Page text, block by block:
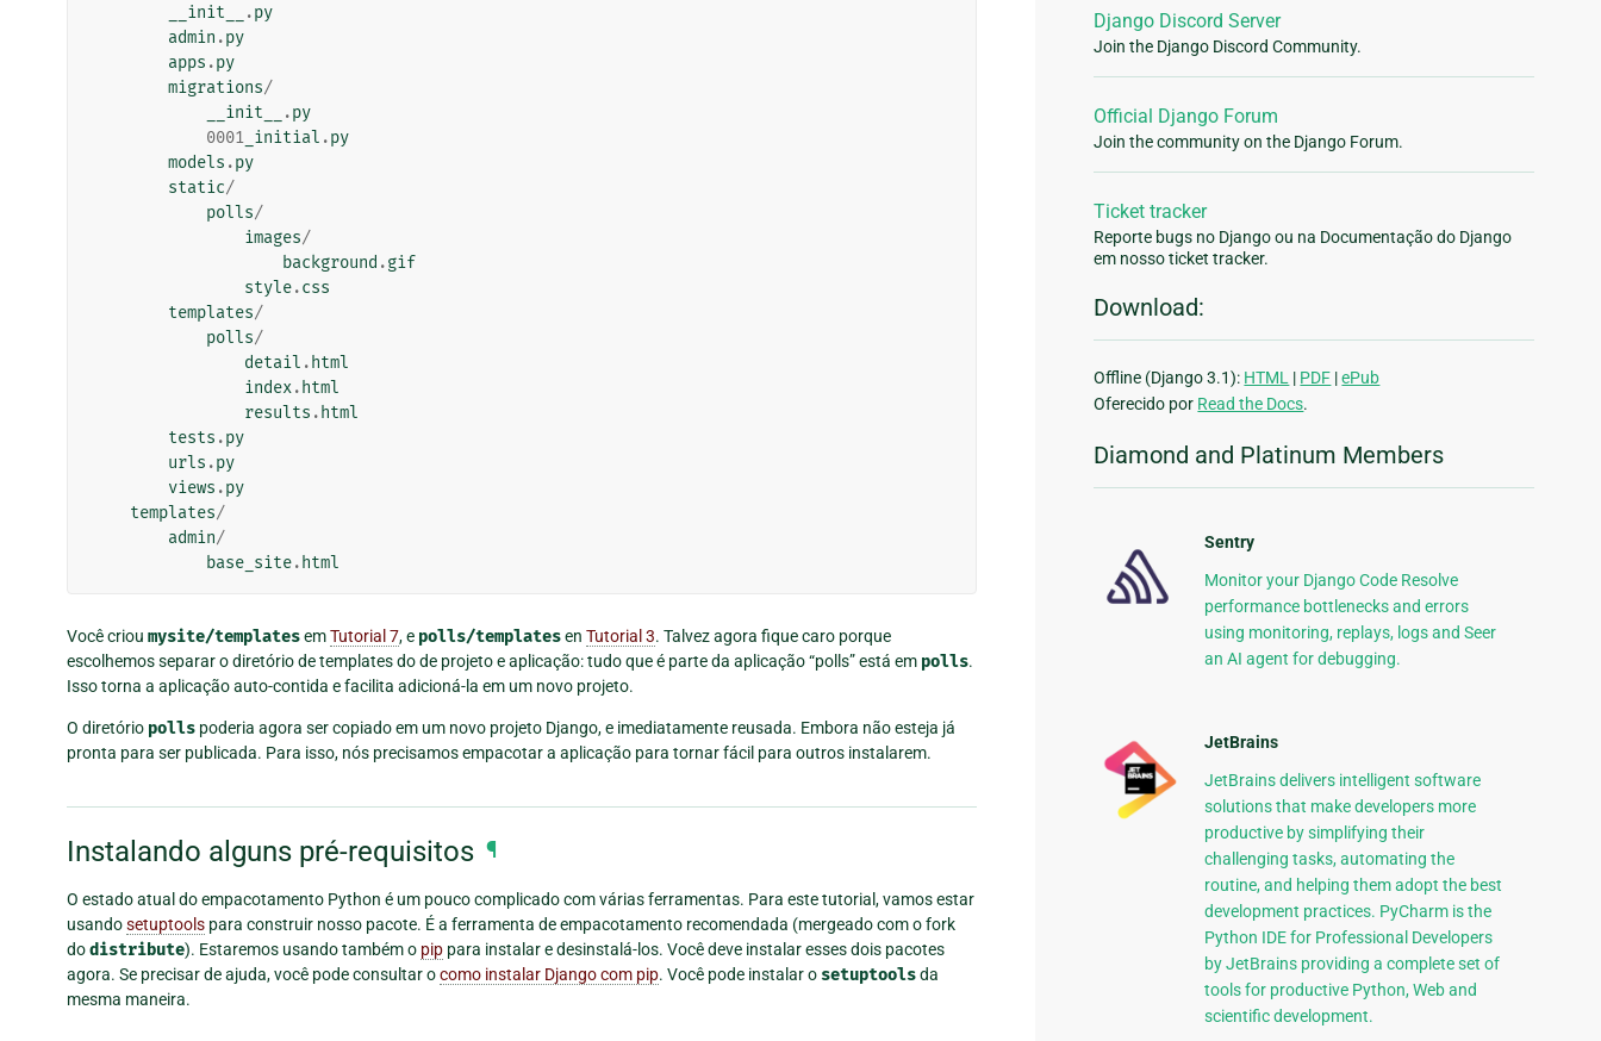
__init__
.py
admin .py
apps .py
migrations/
__init__
.py
0001 _initial .py
models .py
static/
polls/
images/
background .gif
style.css
templates/
polls/
detail . html
index. html
results . html
tests .py
urls .py
views .py
templates/
admin/
base_site. html
Você criou mysite/templatesemTutorial 7, e polls/templatesen Tutorial 3. Talvez agora fique caro porque
escolhemos separar o diretório de templates do de projeto e aplicação: tudo que é parte da aplicação “polls” está em polls.
Isso torna a aplicação auto-contida e facilita adicioná-la em um novo projeto.
O diretório polls poderia agora ser copiado em um novo projeto Django, e imediatamente reusada. Embora não esteja já
pronta para ser publicada. Para isso, nós precisamos empacotar a aplicação para tornar fácil para outros instalarem.
Instalando alguns pré-requisitos ¶
O estado atual do empacotamento Python é um pouco complicado com várias ferramentas. Para este tutorial, vamos estar
usandosetuptools para construir nosso pacote. É a ferramenta de empacotamento recomendada (mergeado com o fork
dodistribute). Estaremos usando também o pip para instalar e desinstalá-los. Você deve instalar esses dois pacotes
agora. Se precisar de ajuda, você pode consultar ocomo instalar Django com pip. Você pode instalar o setuptoolsda
mesma maneira.
Django Discord Server
Join the Django Discord Community.
Official Django Forum
Join the community on the Django Forum.
Ticket tracker
Reporte bugs no Django ou na Documentação do Django
em nosso ticket tracker.
Download:
Offline (Django 3.1): HTML | PDF |ePub
Oferecido por Read the Docs.
Diamond and Platinum Members
Sentry
Monitor your Django Code Resolve
performance bottlenecks and errors
using monitoring, replays, logs and Seer
an AI agent for debugging.
JetBrains
JetBrains delivers intelligent software
solutions that make developers more
productive by simplifying their
challenging tasks, automating the
routine, and helping them adopt the best
development practices. PyCharm is the
Python IDE for Professional Developers
by JetBrains providing a complete set of
tools for productive Python, Web and
scientific development.